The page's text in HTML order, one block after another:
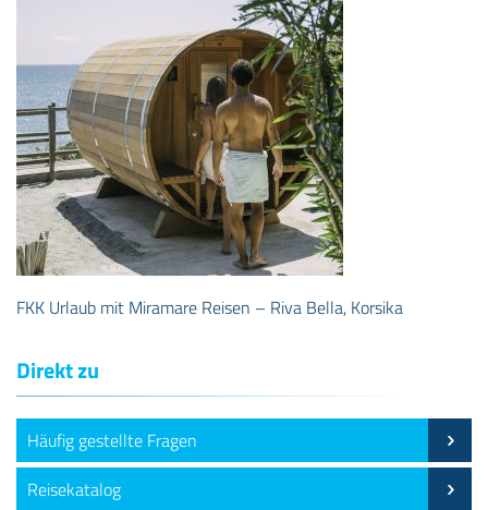
FKK Urlaub mit Miramare Reisen – Riva Bella, Korsika
Direkt zu
Häufig gestellte Fragen
Reisekatalog